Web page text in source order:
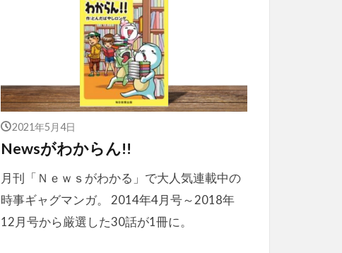
2021年5月4日
Newsがわからん!!
月刊「Ｎｅｗｓがわかる」で大人気連載中の
時事ギャグマンガ。 2014年4月号～2018年
12月号から厳選した30話が1冊に。